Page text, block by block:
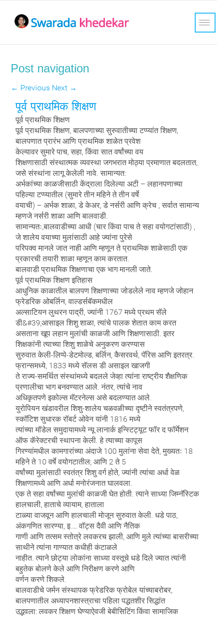
Post navigation
← Previous Next →
पूर्व प्राथमिक शिक्षण
पूर्व प्राथमिक शिक्षण
पूर्व प्राथमिक शिक्षण, बालपणाच्या सुरुवातीच्या टप्प्यांत शिक्षण,
बालपणात प्रारंभ आणि प्राथमिक शाळेत प्रवेश
केल्यावर सुमारे पाच, सहा, किंवा सात वर्षांच्या वय
शिक्षणासाठी संस्थात्मक व्यवस्था जगभरात मोठ्या प्रमाणात बदलतात,
जसे संस्थांना लागू केलेली नावे. सामान्यत:
अर्भकांच्या काळजीसाठी केंद्राला दिलेल्या अटी – लहानपणाच्या
पहिल्या टप्प्यातील (सुमारे तीन महिने ते तीन वर्षे
वयाची) – अर्भक शाळा, डे केअर, डे नर्सरी आणि क्रेच , सर्वात सामान्य
म्हणजे नर्सरी शाळा आणि बालवाडी.
सामान्यतः,बालवाडीच्या आधी (चार किंवा पाच ते सहा वयोगटांसाठी) ,
जे शालेय वयाच्या मुलांसाठी आहे ज्यांना पुरेसे
परिपक्व मानले जात नाही आणि म्हणून ते प्राथमिक शाळेसाठी एक
प्रकारची तयारी शाळा म्हणून काम करतात.
बालवाडी प्राथमिक शिक्षणाचा एक भाग मानली जाते.
पूर्व प्राथमिक शिक्षण इतिहास
आधुनिक काळातील बालपण शिक्षणाच्या जोडलेले नाव म्हणजे जोहान
फ्रेडरिक ओबर्लिन, वाल्डर्सबॅकमधील
अल्साटियन लुथरन पाद्री, ज्यांनी 1767 मध्ये प्रथम सॅले
डी&#39;आसाइल शिशु शाळा, त्यांचे पालक शेतात काम करत
असताना खूप लहान मुलांची काळजी आणि शिक्षणासाठी. इतर
शिक्षकांनी त्याच्या शिशु शाळेचे अनुकरण करण्यास
सुरुवात केली-लिप्पे-डेटमोल्ड, बर्लिन, कैसरवर्थ, पॅरिस आणि इतरत्र.
फ्रान्समध्ये, 1833 मध्ये सॅलस डी असाइल खाजगी
ते राज्य-समर्थित संस्थांमध्ये बदलले जेव्हा त्यांना राष्ट्रीय शैक्षणिक
प्रणालीचा भाग बनवण्यात आले. नंतर, त्यांचे नाव
अधिकृतपणे इकोल्स मॅटरनेल्स असे बदलण्यात आले.
युरोपियन खंडावरील शिशु-शालेय चळवळीच्या दृष्टीने स्वतंत्रपणे,
स्कॉटिश सुधारक रॉबर्ट ओवेन यांनी 1816 मध्ये
त्यांच्या मॉडेल समुदायामध्ये न्यू लानार्क इन्स्टिट्यूट फॉर द फॉर्मेशन
ऑफ कॅरेक्टरची स्थापना केली. हे त्याच्या कापूस
गिरण्यांमधील कामगारांच्या अंदाजे 100 मुलांना सेवा देते, मुख्यतः 18
महिने ते 10 वर्षे वयोगटातील; आणि 2 ते 5
वर्षांच्या मुलांसाठी स्वतंत्र शिशु वर्ग होते, ज्यांनी त्यांचा अर्धा वेळ
शिक्षणामध्ये आणि अर्धा मनोरंजनात घालवला.
एक ते सहा वर्षांच्या मुलांची काळजी घेत होती. त्याने साध्या जिम्नॅस्टिक
हालचाली, हाताचे व्यायाम, हाताला
टाळ्या वाजवून आणि हालचाली मोजून सुरुवात केली. धडे पाठ,
अंकगणित सारण्या, इ.… वॉट्स दैवी आणि नैतिक
गाणी आणि तत्सम स्तोत्रे लवकरच झाली, आणि मुले त्यांच्या बासरीच्या
साथीने त्यांना गाण्यात कधीही कंटाळले
नाहीत. त्याने छोट्या लोकांना साध्या वस्तूचे धडे दिले ज्यात त्यांनी
बहुतेक बोलणे केले आणि निरीक्षण करणे आणि
वर्णन करणे शिकले.
बालवाडीचे जर्मन संस्थापक फ्रेडरिक फ्रोबेल यांच्याबरोबर,
बालपणातील अध्यापनशास्त्राचा पहिला पद्धतशीर सिद्धांत
उद्भवला: लवकर शिक्षण घेण्याऐवजी बेबीसिटिंग किंवा सामाजिक